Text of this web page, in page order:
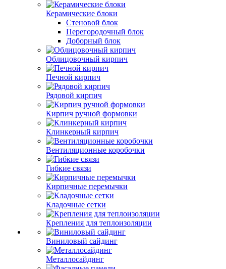
Керамические блоки
Стеновой блок
Перегородочный блок
Доборный блок
Облицовочный кирпич
Печной кирпич
Рядовой кирпич
Кирпич ручной формовки
Клинкерный кирпич
Вентиляционные коробочки
Гибкие связи
Кирпичные перемычки
Кладочные сетки
Крепления для теплоизоляции
Виниловый сайдинг
Металлосайдинг